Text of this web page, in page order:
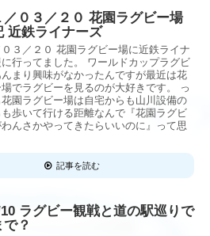
／０３／２０ 花園ラグビー場
近鉄ライナーズ
０３／２０ 花園ラグビー場に近鉄ライナ
行ってました。 ワールドカップラグビ
まり興味がなかったんですが最近は花
でラグビーを見るのが大好きです。 っ
園ラグビー場は自宅からも山川設備の
歩いて行ける距離なんで『花園ラグビ
んさかやってきたらいいのに』って思
記事を読む
ラグビー観戦と道の駅巡りで
？